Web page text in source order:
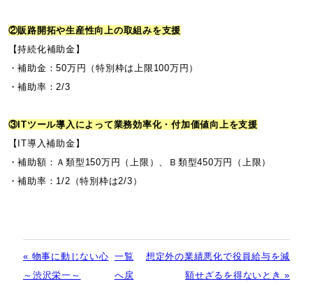
②販路開拓や生産性向上の取組みを支援
【持続化補助金】
・補助金：50万円（特別枠は上限100万円）
・補助率：2/3
③ITツール導入によって業務効率化・付加価値向上を支援
【IT導入補助金】
・補助額：Ａ類型150万円（上限）、Ｂ類型450万円（上限）
・補助率：1/2（特別枠は2/3）
« 物事に動じない心
～渋沢栄一～
一覧
へ戻
想定外の業績悪化で役員給与を減
額せざるを得ないとき »